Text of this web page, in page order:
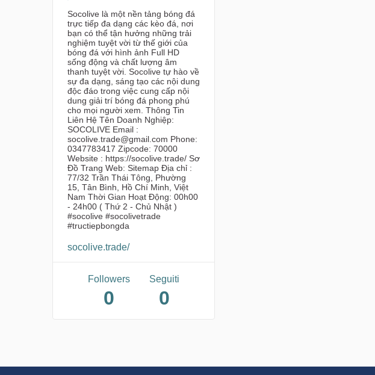
Segnala un problema
Socolive là một nền tảng bóng đá
trực tiếp đa dạng các kèo đá, nơi
bạn có thể tận hưởng những trải
nghiệm tuyệt vời từ thế giới của
bóng đá với hình ảnh Full HD
sống động và chất lượng âm
thanh tuyệt vời. Socolive tự hào về
sự đa dạng, sáng tạo các nội dung
độc đáo trong việc cung cấp nội
dung giải trí bóng đá phong phú
cho mọi người xem. Thông Tin
Liên Hệ Tên Doanh Nghiệp:
SOCOLIVE Email :
socolive.trade@gmail.com Phone:
0347783417 Zipcode: 70000
Website : https://socolive.trade/ Sơ
Đồ Trang Web: Sitemap Địa chỉ :
77/32 Trần Thái Tông, Phường
15, Tân Bình, Hồ Chí Minh, Việt
Nam Thời Gian Hoạt Động: 00h00
- 24h00 ( Thứ 2 - Chủ Nhật )
#socolive #socolivetrade
#tructiepbongda
socolive.trade/
Followers
0
Seguiti
0